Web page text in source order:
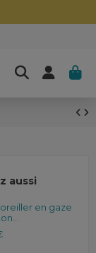
aussi
en gaze